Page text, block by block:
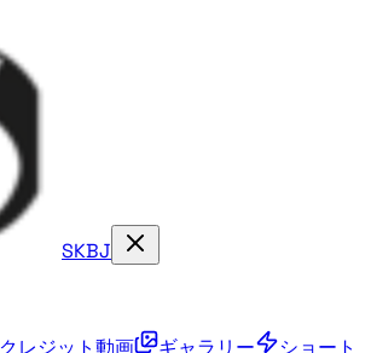
SKBJ
クレジット動画 ギャラリー
ショート